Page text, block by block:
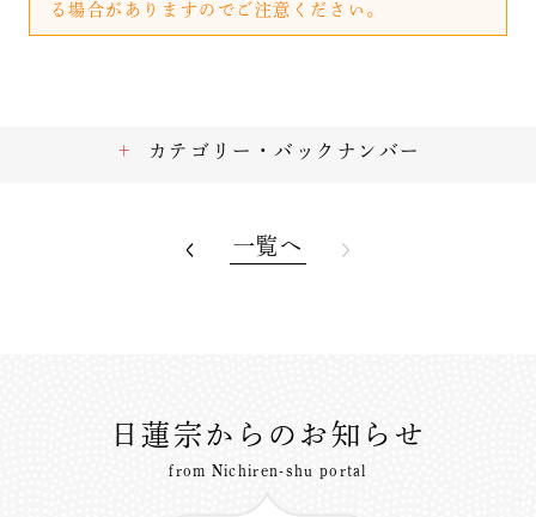
る場合がありますのでご注意ください。
カテゴリー・バックナンバー
一覧へ
日蓮宗からのお知らせ
from Nichiren-shu portal